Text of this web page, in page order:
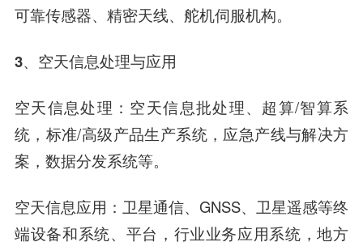
可靠传感器、精密天线、舵机伺服机构。
3、空天信息处理与应用
空天信息处理：空天信息批处理、超算/智算系
统，标准/高级产品生产系统，应急产线与解决方
案，数据分发系统等。
空天信息应用：卫星通信、GNSS、卫星遥感等终
端设备和系统、平台，行业业务应用系统，地方